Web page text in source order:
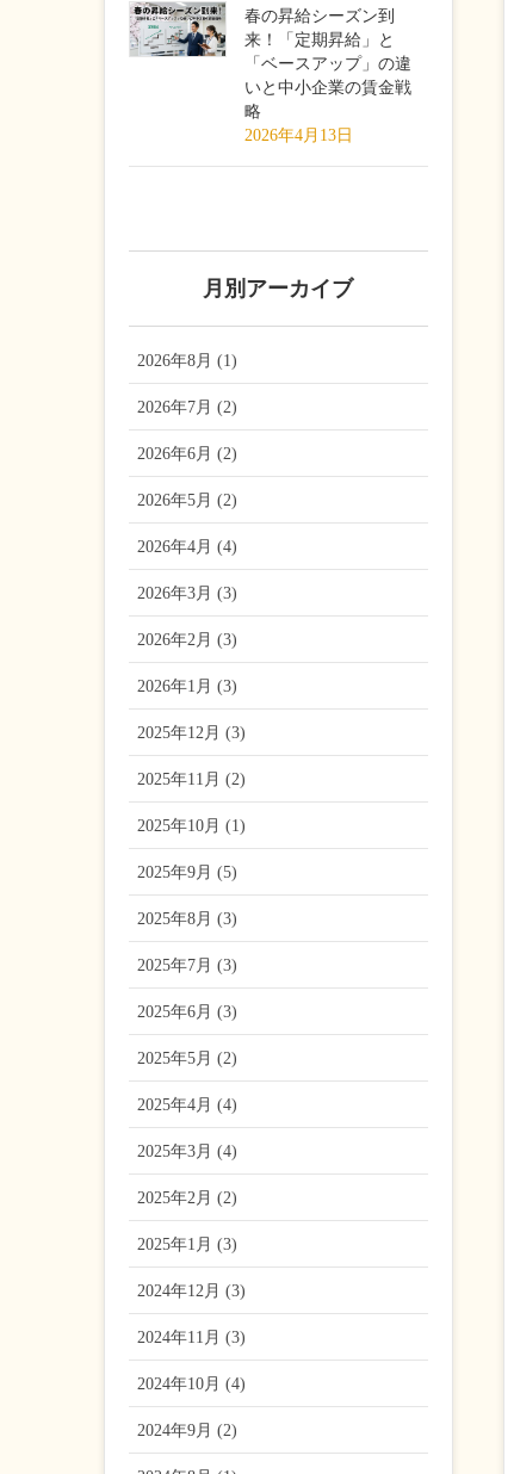
春の昇給シーズン到
来！「定期昇給」と
「ベースアップ」の違
いと中小企業の賃金戦
略
2026年4月13日
月別アーカイブ
2026年8月 (1)
2026年7月 (2)
2026年6月 (2)
2026年5月 (2)
2026年4月 (4)
2026年3月 (3)
2026年2月 (3)
2026年1月 (3)
2025年12月 (3)
2025年11月 (2)
2025年10月 (1)
2025年9月 (5)
2025年8月 (3)
2025年7月 (3)
2025年6月 (3)
2025年5月 (2)
2025年4月 (4)
2025年3月 (4)
2025年2月 (2)
2025年1月 (3)
2024年12月 (3)
2024年11月 (3)
2024年10月 (4)
2024年9月 (2)